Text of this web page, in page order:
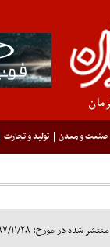
صنعت و معدن تولید و تجارت
منتشر شده در مورخ: ۱۳۹۷/۱۱/۲۸